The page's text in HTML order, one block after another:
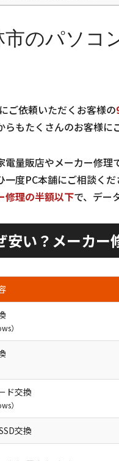
市のパソコ
ご依頼いただくお客様の
らもたくさんのお客様に
電量販店やメーカー修理
一度PC本舗にご相談くだ
修理の半額以下で、デー
安い？メーカー
）
ド交換
）
交換